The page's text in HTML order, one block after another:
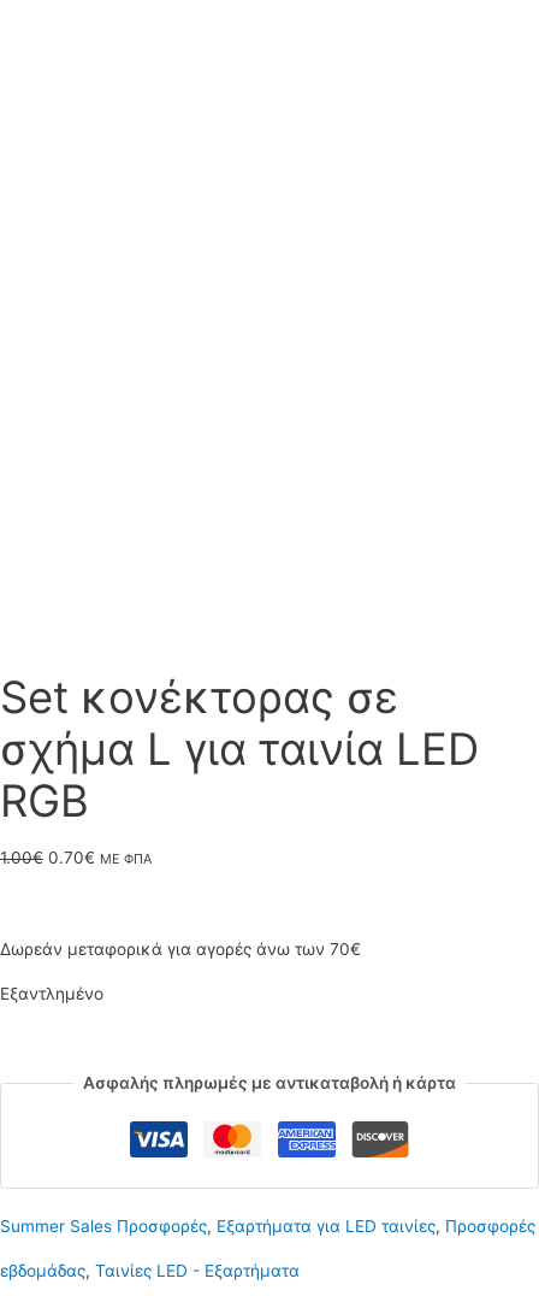
Set κονέκτορας σε
σχήμα L για ταινία LED
RGB
1.00€ Original
was:
1.00€.
0.70€ Η
τιμή
είναι:
ΜΕ ΦΠΑ
Δωρεάν μεταφορικά για αγορές άνω των 70€
Εξαντλημένο
Ασφαλής πληρωμές με αντικαταβολή ή κάρτα
Summer Sales Προσφορές, Εξαρτήματα για LED ταινίες, Προσφορές
εβδομάδας, Ταινίες LED - Εξαρτήματα